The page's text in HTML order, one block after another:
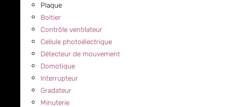
Plaque
Boitier
Contrôle ventilateur
Cellule photoélectrique
Détecteur de mouvement
Domotique
Interrupteur
Gradateur
Minuterie